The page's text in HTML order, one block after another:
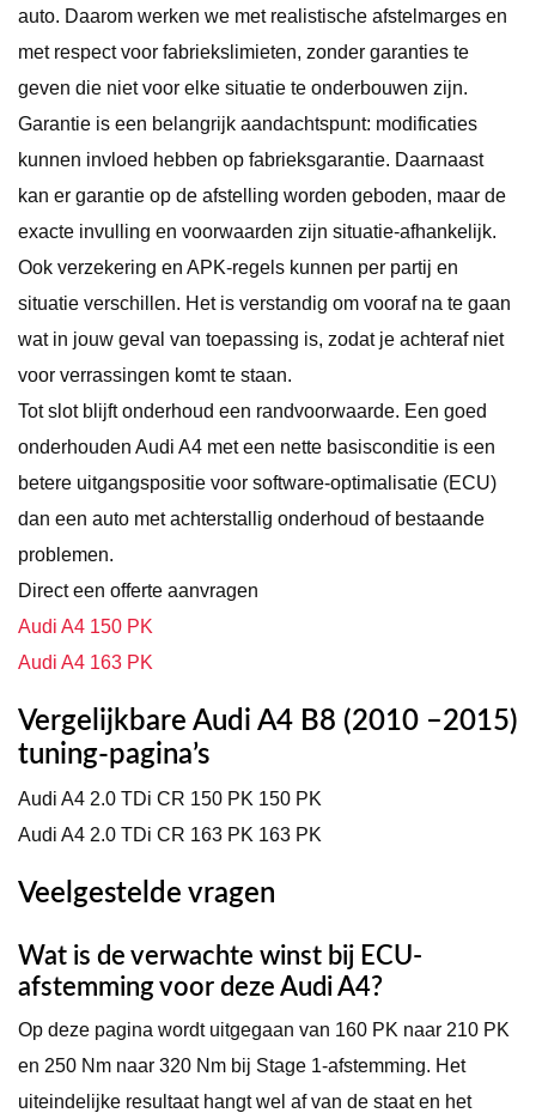
auto. Daarom werken we met realistische afstelmarges en
met respect voor fabriekslimieten, zonder garanties te
geven die niet voor elke situatie te onderbouwen zijn.
Garantie is een belangrijk aandachtspunt: modificaties
kunnen invloed hebben op fabrieksgarantie. Daarnaast
kan er garantie op de afstelling worden geboden, maar de
exacte invulling en voorwaarden zijn situatie-afhankelijk.
Ook verzekering en APK-regels kunnen per partij en
situatie verschillen. Het is verstandig om vooraf na te gaan
wat in jouw geval van toepassing is, zodat je achteraf niet
voor verrassingen komt te staan.
Tot slot blijft onderhoud een randvoorwaarde. Een goed
onderhouden Audi A4 met een nette basisconditie is een
betere uitgangspositie voor software-optimalisatie (ECU)
dan een auto met achterstallig onderhoud of bestaande
problemen.
Direct een offerte aanvragen
Audi A4 150 PK
Audi A4 163 PK
Vergelijkbare Audi A4 B8 (2010 –2015)
tuning-pagina’s
Audi A4 2.0 TDi CR 150 PK 150 PK
Audi A4 2.0 TDi CR 163 PK 163 PK
Veelgestelde vragen
Wat is de verwachte winst bij ECU-
afstemming voor deze Audi A4?
Op deze pagina wordt uitgegaan van 160 PK naar 210 PK
en 250 Nm naar 320 Nm bij Stage 1-afstemming. Het
uiteindelijke resultaat hangt wel af van de staat en het